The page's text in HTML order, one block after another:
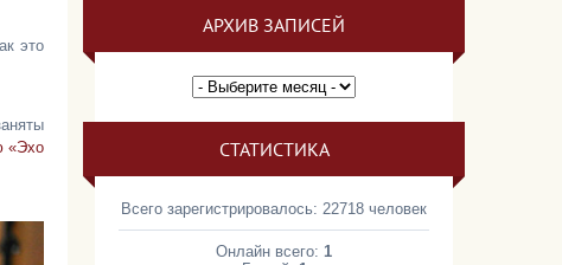
это
«Эхо
АРХИВ ЗАПИСЕЙ
СТАТИСТИКА
Всего зарегистрировалось: 22718 человек
Онлайн всего:1